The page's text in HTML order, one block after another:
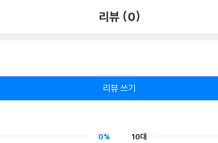
리뷰 (0)
리뷰 쓰기
0%
10대